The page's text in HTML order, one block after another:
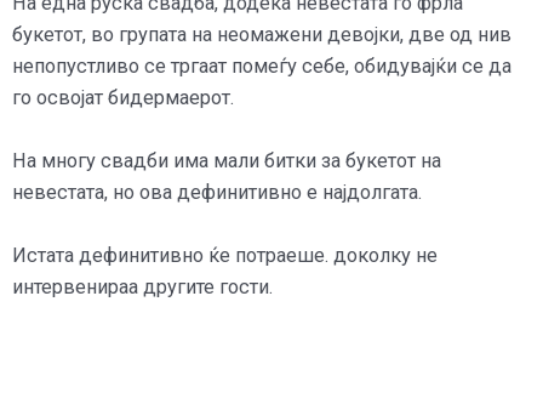
букетот, во групата на неомажени девојки, две од нив
непопустливо се тргаат помеѓу себе, обидувајќи се да
го освојат бидермаерот.
На многу свадби има мали битки за букетот на
невестата, но ова дефинитивно е најдолгата.
Истата дефинитивно ќе потраеше. доколку не
интервенираа другите гости.